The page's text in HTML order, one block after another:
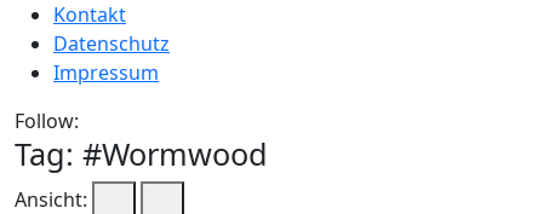
Kontakt
Datenschutz
Impressum
Follow:
Tag: #Wormwood
Ansicht: